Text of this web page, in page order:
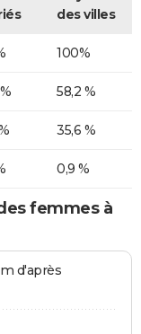
des villes
100%
58,2 %
35,6 %
0,9 %
femmes à
d'après